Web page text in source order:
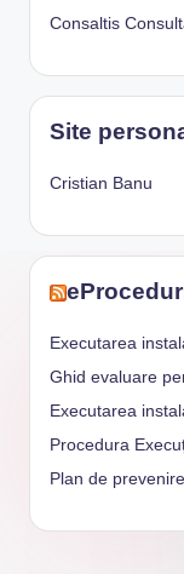
Consaltis
Site
Cristian Banu
Executarea
Ghid evaluare
Executarea
Procedura
Plan de